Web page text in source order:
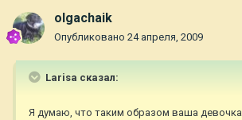
olgachaik
Опубликовано 24 апреля, 2009
Larisa сказал:
Я думаю, что таким образом ваша девочка